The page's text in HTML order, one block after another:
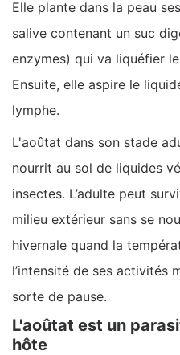
Elle plante dans la peau
salive contenant un suc
enzymes) qui va liquéfier
Ensuite, elle aspire le
lymphe.
L'aoûtat dans son stade
nourrit au sol de liquides
insectes. L’adulte peut
milieu extérieur sans se
hivernale quand la
l’intensité de ses activités
sorte de pause.
L'aoûtat est un
hôte